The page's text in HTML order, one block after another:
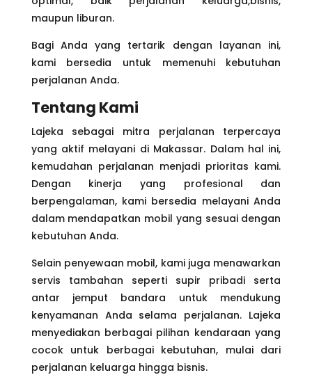
maupun liburan.
Bagi Anda yang tertarik dengan layanan ini,
kami bersedia untuk memenuhi kebutuhan
perjalanan Anda.
Tentang Kami
Lajeka sebagai mitra perjalanan terpercaya
yang aktif melayani di Makassar. Dalam hal ini,
kemudahan perjalanan menjadi prioritas kami.
Dengan kinerja yang profesional dan
berpengalaman, kami bersedia melayani Anda
dalam mendapatkan mobil yang sesuai dengan
kebutuhan Anda.
Selain penyewaan mobil, kami juga menawarkan
servis tambahan seperti supir pribadi serta
antar jemput bandara untuk mendukung
kenyamanan Anda selama perjalanan. Lajeka
menyediakan berbagai pilihan kendaraan yang
cocok untuk berbagai kebutuhan, mulai dari
perjalanan keluarga hingga bisnis.